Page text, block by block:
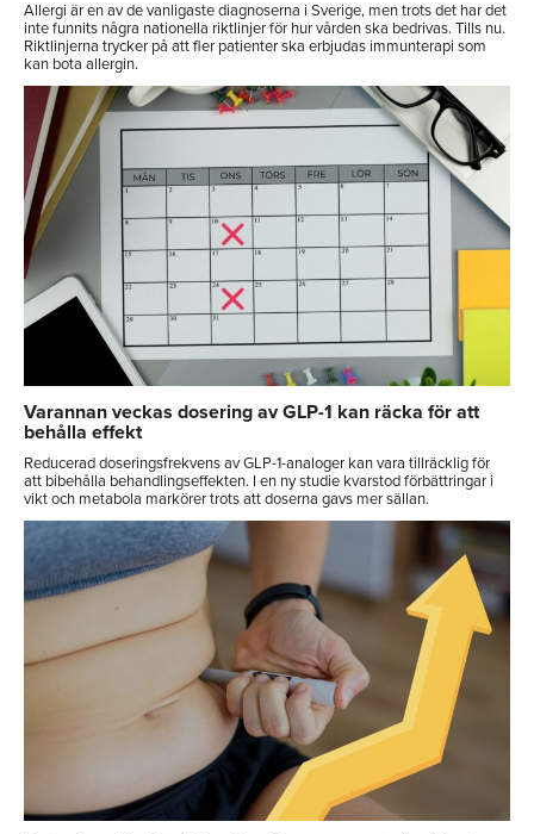
Allergi är en av de vanligaste diagnoserna i Sverige, men trots det har det
inte funnits några nationella riktlinjer för hur vården ska bedrivas. Tills nu.
Riktlinjerna trycker på att fler patienter ska erbjudas immunterapi som
kan bota allergin.
Varannan veckas dosering av GLP-1 kan räcka för att
behålla effekt
Reducerad doseringsfrekvens av GLP-1-analoger kan vara tillräcklig för
att bibehålla behandlingseffekten. I en ny studie kvarstod förbättringar i
vikt och metabola markörer trots att doserna gavs mer sällan.